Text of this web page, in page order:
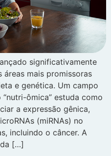
significativamente
áreas mais promissoras
e genética. Um campo
ômica” estuda como
a expressão gênica,
(miRNAs) no
incluindo o câncer. A
[…]